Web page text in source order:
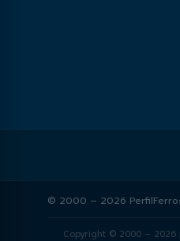
© 2000 – 2026
Copyright © 2000 – 2026